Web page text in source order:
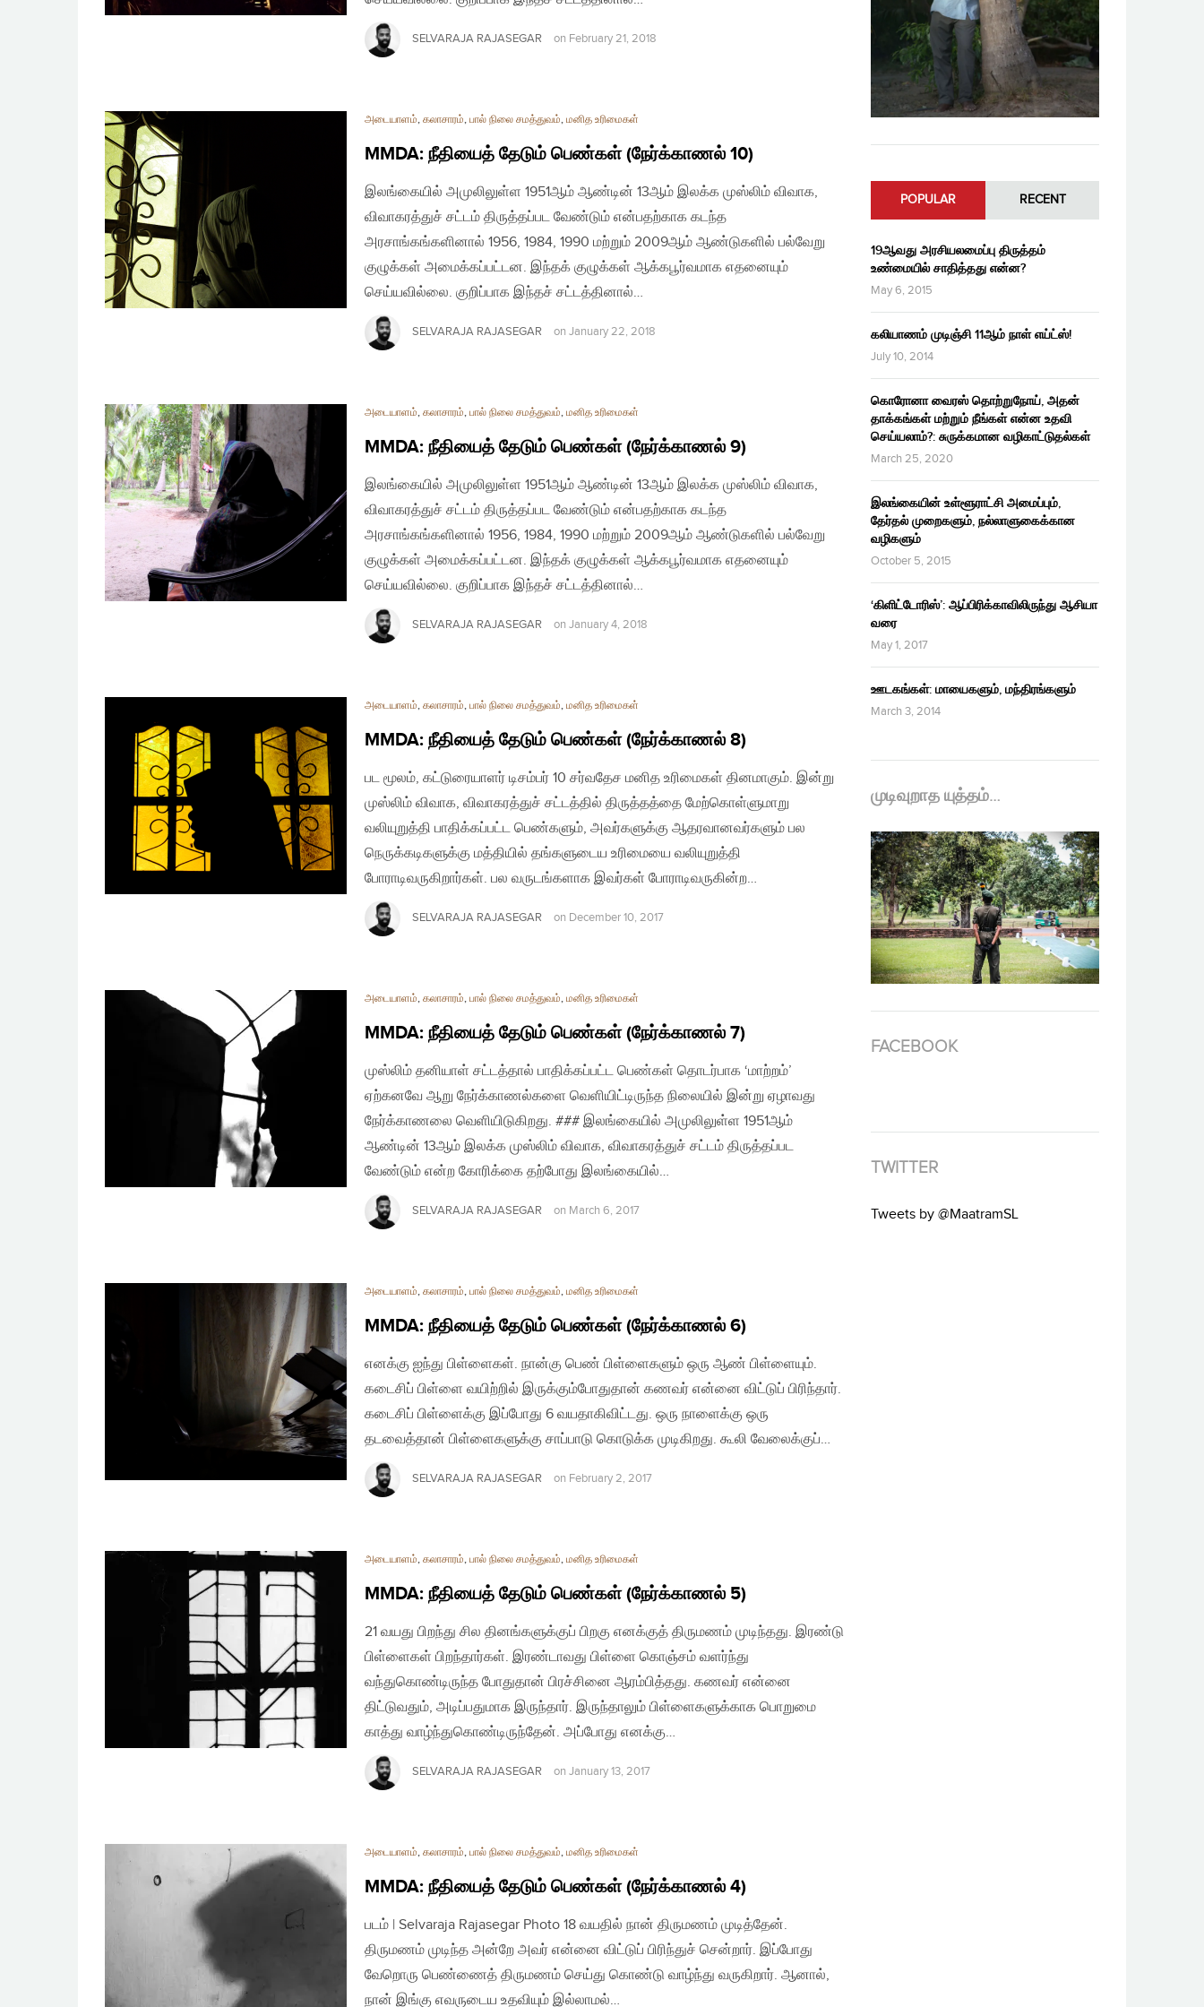
SELVARAJA RAJASEGAR on February 21, 2018
அடையாளம், கலாசாரம், பால் நிலை சமத்துவம், மனித உரிமைகள்
MMDA: நீதியைத் தேடும் பெண்கள் (நேர்க்காணல் 10)
இலங்கையில் அமுலிலுள்ள 1951ஆம் ஆண்டின் 13ஆம் இலக்க முஸ்லிம் விவாக,
விவாகரத்துச் சட்டம் திருத்தப்பட வேண்டும் என்பதற்காக கடந்த
அரசாங்கங்களினால் 1956, 1984, 1990 மற்றும் 2009ஆம் ஆண்டுகளில் பல்வேறு
குழுக்கள் அமைக்கப்பட்டன. இந்தக் குழுக்கள் ஆக்கபூர்வமாக எதனையும்
செய்யவில்லை. குறிப்பாக இந்தச் சட்டத்தினால்…
SELVARAJA RAJASEGAR on January 22, 2018
அடையாளம், கலாசாரம், பால் நிலை சமத்துவம், மனித உரிமைகள்
MMDA: நீதியைத் தேடும் பெண்கள் (நேர்க்காணல் 9)
இலங்கையில் அமுலிலுள்ள 1951ஆம் ஆண்டின் 13ஆம் இலக்க முஸ்லிம் விவாக,
விவாகரத்துச் சட்டம் திருத்தப்பட வேண்டும் என்பதற்காக கடந்த
அரசாங்கங்களினால் 1956, 1984, 1990 மற்றும் 2009ஆம் ஆண்டுகளில் பல்வேறு
குழுக்கள் அமைக்கப்பட்டன. இந்தக் குழுக்கள் ஆக்கபூர்வமாக எதனையும்
செய்யவில்லை. குறிப்பாக இந்தச் சட்டத்தினால்…
SELVARAJA RAJASEGAR on January 4, 2018
அடையாளம், கலாசாரம், பால் நிலை சமத்துவம், மனித உரிமைகள்
MMDA: நீதியைத் தேடும் பெண்கள் (நேர்க்காணல் 8)
பட மூலம், கட்டுரையாளர் டிசம்பர் 10 சர்வதேச மனித உரிமைகள் தினமாகும். இன்று
முஸ்லிம் விவாக, விவாகரத்துச் சட்டத்தில் திருத்தத்தை மேற்கொள்ளுமாறு
வலியுறுத்தி பாதிக்கப்பட்ட பெண்களும், அவர்களுக்கு ஆதரவானவர்களும் பல
நெருக்கடிகளுக்கு மத்தியில் தங்களுடைய உரிமையை வலியுறுத்தி
போராடிவருகிறார்கள். பல வருடங்களாக இவர்கள் போராடிவருகின்ற…
SELVARAJA RAJASEGAR on December 10, 2017
அடையாளம், கலாசாரம், பால் நிலை சமத்துவம், மனித உரிமைகள்
MMDA: நீதியைத் தேடும் பெண்கள் (நேர்க்காணல் 7)
முஸ்லிம் தனியாள் சட்டத்தால் பாதிக்கப்பட்ட பெண்கள் தொடர்பாக ‘மாற்றம்’
ஏற்கனவே ஆறு நேர்க்காணல்களை வெளியிட்டிருந்த நிலையில் இன்று ஏழாவது
நேர்க்காணலை வெளியிடுகிறது. ### இலங்கையில் அமுலிலுள்ள 1951ஆம்
ஆண்டின் 13ஆம் இலக்க முஸ்லிம் விவாக, விவாகரத்துச் சட்டம் திருத்தப்பட
வேண்டும் என்ற கோரிக்கை தற்போது இலங்கையில்…
SELVARAJA RAJASEGAR on March 6, 2017
அடையாளம், கலாசாரம், பால் நிலை சமத்துவம், மனித உரிமைகள்
MMDA: நீதியைத் தேடும் பெண்கள் (நேர்க்காணல் 6)
எனக்கு ஐந்து பிள்ளைகள். நான்கு பெண் பிள்ளைகளும் ஒரு ஆண் பிள்ளையும்.
கடைசிப் பிள்ளை வயிற்றில் இருக்கும்போதுதான் கணவர் என்னை விட்டுப் பிரிந்தார்.
கடைசிப் பிள்ளைக்கு இப்போது 6 வயதாகிவிட்டது. ஒரு நாளைக்கு ஒரு
தடவைத்தான் பிள்ளைகளுக்கு சாப்பாடு கொடுக்க முடிகிறது. கூலி வேலைக்குப்…
SELVARAJA RAJASEGAR on February 2, 2017
அடையாளம், கலாசாரம், பால் நிலை சமத்துவம், மனித உரிமைகள்
MMDA: நீதியைத் தேடும் பெண்கள் (நேர்க்காணல் 5)
21 வயது பிறந்து சில தினங்களுக்குப் பிறகு எனக்குத் திருமணம் முடிந்தது. இரண்டு
பிள்ளைகள் பிறந்தார்கள். இரண்டாவது பிள்ளை கொஞ்சம் வளர்ந்து
வந்துகொண்டிருந்த போதுதான் பிரச்சினை ஆரம்பித்தது. கணவர் என்னை
திட்டுவதும், அடிப்பதுமாக இருந்தார். இருந்தாலும் பிள்ளைகளுக்காக பொறுமை
காத்து வாழ்ந்துகொண்டிருந்தேன். அப்போது எனக்கு…
SELVARAJA RAJASEGAR on January 13, 2017
அடையாளம், கலாசாரம், பால் நிலை சமத்துவம், மனித உரிமைகள்
MMDA: நீதியைத் தேடும் பெண்கள் (நேர்க்காணல் 4)
படம் | Selvaraja Rajasegar Photo 18 வயதில் நான் திருமணம் முடித்தேன்.
திருமணம் முடிந்த அன்றே அவர் என்னை விட்டுப் பிரிந்துச் சென்றார். இப்போது
வேறொரு பெண்ணைத் திருமணம் செய்து கொண்டு வாழ்ந்து வருகிறார். ஆனால்,
நான் இங்கு எவருடைய உதவியும் இல்லாமல்…
POPULAR RECENT
19ஆவது அரசியலமைப்பு திருத்தம்
உண்மையில் சாதித்தது என்ன?
May 6, 2015
கலியாணம் முடிஞ்சி 11ஆம் நாள் எய்ட்ஸ்!
July 10, 2014
கொரோனா வைரஸ் தொற்றுநோய், அதன்
தாக்கங்கள் மற்றும் நீங்கள் என்ன உதவி
செய்யலாம்?: சுருக்கமான வழிகாட்டுதல்கள்
March 25, 2020
இலங்கையின் உள்ளூராட்சி அமைப்பும்,
தேர்தல் முறைகளும், நல்லாளுகைக்கான
வழிகளும்
October 5, 2015
‘கிளிட்டோரிஸ்’: ஆப்பிரிக்காவிலிருந்து ஆசியா
வரை
May 1, 2017
ஊடகங்கள்: மாயைகளும், மந்திரங்களும்
March 3, 2014
முடிவுறாத யுத்தம்…
FACEBOOK
TWITTER
Tweets by @MaatramSL